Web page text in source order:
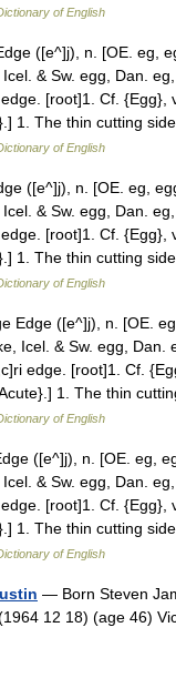
of English
([e^]j), n. [OE. eg,
& Sw. egg, Dan.
[root]1. Cf. {Egg},
1. The thin cutting
of English
([e^]j), n. [OE. eg,
& Sw. egg, Dan.
[root]1. Cf. {Egg},
1. The thin cutting
of English
Edge ([e^]j), n. [OE.
Icel. & Sw. egg, Dan.
edge. [root]1. Cf.
1. The thin
of English
([e^]j), n. [OE. eg,
& Sw. egg, Dan.
[root]1. Cf. {Egg},
1. The thin cutting
of English
— Born Steven
12 18) (age 46)